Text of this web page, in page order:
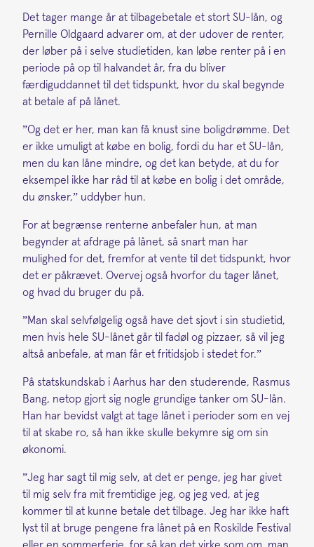
Det tager mange år at tilbagebetale et stort SU-lån, og
Pernille Oldgaard advarer om, at der udover de renter,
der løber på i selve studietiden, kan løbe renter på i en
periode på op til halvandet år, fra du bliver
færdiguddannet til det tidspunkt, hvor du skal begynde
at betale af på lånet.
”Og det er her, man kan få knust sine boligdrømme. Det
er ikke umuligt at købe en bolig, fordi du har et SU-lån,
men du kan låne mindre, og det kan betyde, at du for
eksempel ikke har råd til at købe en bolig i det område,
du ønsker,” uddyber hun.
For at begrænse renterne anbefaler hun, at man
begynder at afdrage på lånet, så snart man har
mulighed for det, fremfor at vente til det tidspunkt, hvor
det er påkrævet. Overvej også hvorfor du tager lånet,
og hvad du bruger du på.
”Man skal selvfølgelig også have det sjovt i sin studietid,
men hvis hele SU-lånet går til fadøl og pizzaer, så vil jeg
altså anbefale, at man får et fritidsjob i stedet for.”
På statskundskab i Aarhus har den studerende, Rasmus
Bang, netop gjort sig nogle grundige tanker om SU-lån.
Han har bevidst valgt at tage lånet i perioder som en vej
til at skabe ro, så han ikke skulle bekymre sig om sin
økonomi.
”Jeg har sagt til mig selv, at det er penge, jeg har givet
til mig selv fra mit fremtidige jeg, og jeg ved, at jeg
kommer til at kunne betale det tilbage. Jeg har ikke haft
lyst til at bruge pengene fra lånet på en Roskilde Festival